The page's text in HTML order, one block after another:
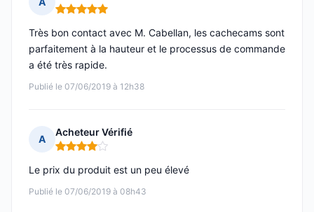
Note : 5 sur 5
Publié le 07/06/2019 à 12h38
Très bon contact avec M. Cabellan, les cachecams sont
parfaitement à la hauteur et le processus de commande
a été très rapide.
A
Acheteur Vérifié
Note : 4 sur 5
Publié le 07/06/2019 à 08h43
Le prix du produit est un peu élevé